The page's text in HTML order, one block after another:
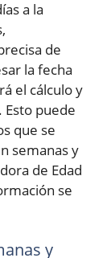
a la
de
la fecha
el cálculo y
Esto puede
que se
semanas y
de Edad
se
y